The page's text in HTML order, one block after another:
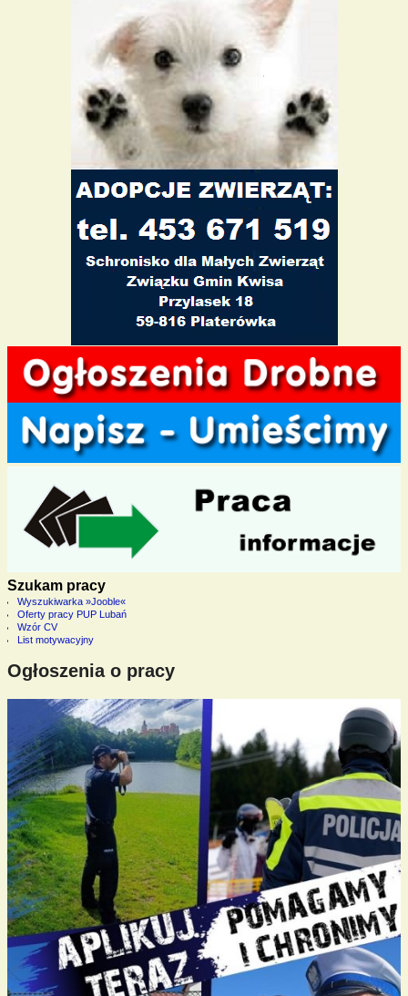
Szukam pracy
Wyszukiwarka »Jooble«
Oferty pracy PUP Lubań
Wzór CV
List motywacyjny
Ogłoszenia o pracy